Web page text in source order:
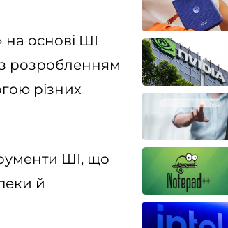
на основі ШІ
розробленням
різних
ШІ, що
й